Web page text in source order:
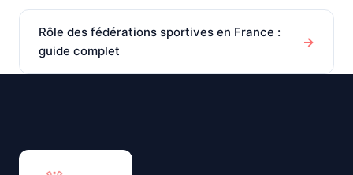
Rôle des fédérations sportives en France :
guide complet
→